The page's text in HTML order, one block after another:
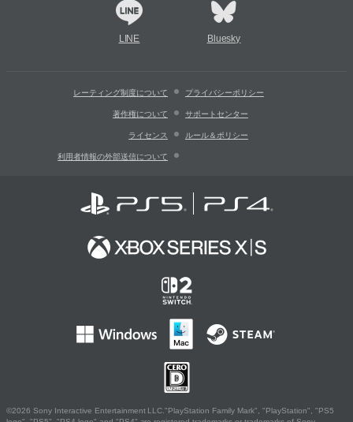
LINE Bluesky
レーティング制度について プライバシーポリシー
著作権について サポートセンター
ライセンス ルール＆ポリシー
利用者情報の外部送信について
©2026 Sony Interactive Entertainment LLC."PlayStation Family Mark", "PlayStation", "PS5